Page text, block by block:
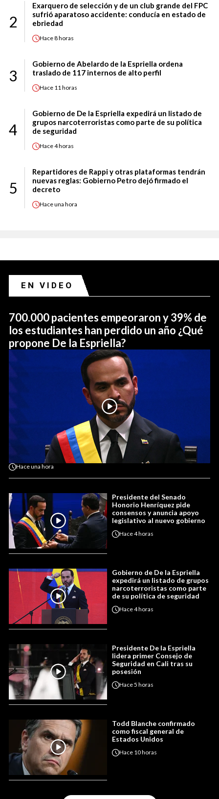
2
Exarquero de selección y de un club grande del FPC
sufrió aparatoso accidente: conducía en estado de
ebriedad
Hace8 horas
3
Gobierno de Abelardo de la Espriella ordena
traslado de 117 internos de alto perfil
Hace 11 horas
4
Gobierno de De la Espriella expedirá un listado de
grupos narcoterroristas como parte de su política
de seguridad
Hace4 horas
5
Repartidores de Rappi y otras plataformas tendrán
nuevas reglas: Gobierno Petro dejó firmado el
decreto
Haceuna hora
EN VIDEO
700.000 pacientes empeoraron y 39% de
los estudiantes han perdido un año ¿Qué
propone De la Espriella?
Haceuna hora
Presidente del Senado
Honorio Henríquez pide
consensos y anuncia apoyo
legislativo al nuevo gobierno
Hace4 horas
Gobierno de De la Espriella
expedirá un listado de grupos
narcoterroristas como parte
de su política de seguridad
Hace4 horas
Presidente De la Espriella
lidera primer Consejo de
Seguridad en Cali tras su
posesión
Hace5 horas
Todd Blanche confirmado
como fiscal general de
Estados Unidos
Hace 10 horas